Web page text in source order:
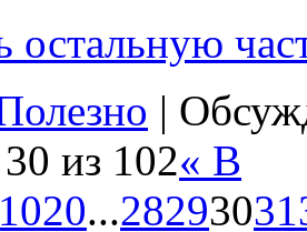
остальную
|
из 102« В
1020...28293031